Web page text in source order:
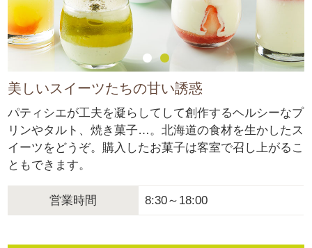
美しいスイーツたちの甘い誘惑
パティシエが工夫を凝らしてして創作するヘルシーなプ
リンやタルト、焼き菓子…。北海道の食材を生かしたス
イーツをどうぞ。購入したお菓子は客室で召し上がるこ
ともできます。
営業時間 8:30～18:00